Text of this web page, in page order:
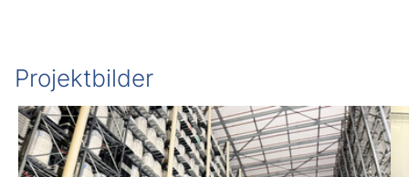
Projektbilder